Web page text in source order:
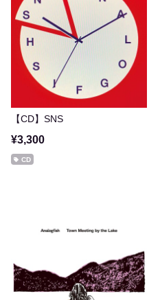
【CD】SNS
¥3,300
CD